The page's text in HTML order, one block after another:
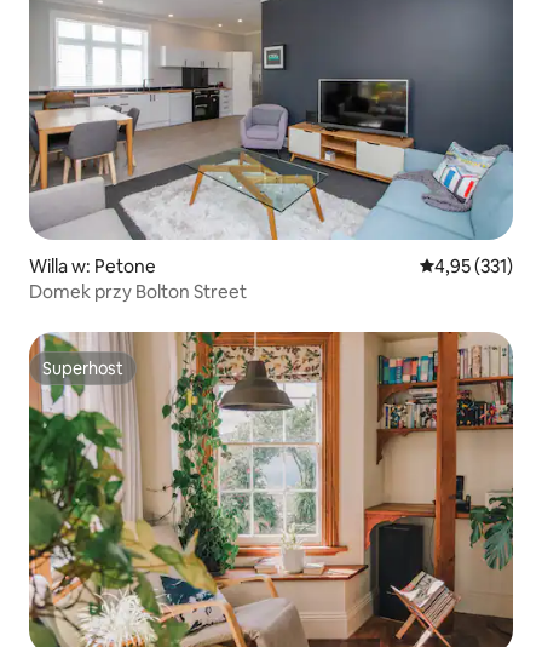
Willa w: Petone Średnia
4,95 (331)
Domek przy Bolton Street
Superhost
Superhost